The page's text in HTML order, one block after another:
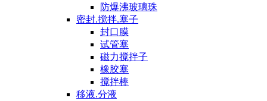
防爆沸玻璃珠
密封.搅拌.塞子
封口膜
试管塞
磁力搅拌子
橡胶塞
搅拌棒
移液.分液